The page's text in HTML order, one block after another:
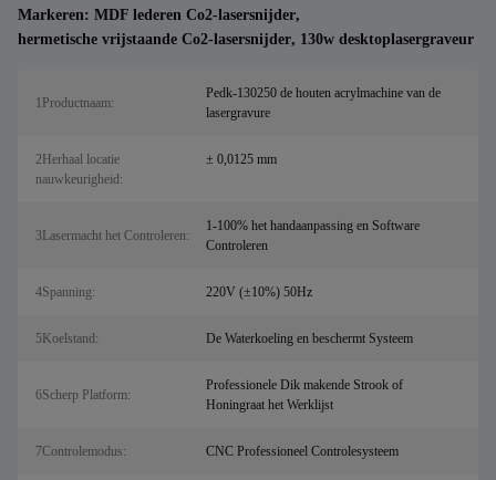
Markeren: MDF lederen Co2-lasersnijder,
hermetische vrijstaande Co2-lasersnijder, 130w desktoplasergraveur
1Productnaam:
Pedk-130250 de houten acrylmachine van de
lasergravure
2Herhaal locatie
nauwkeurigheid:
± 0,0125 mm
3Lasermacht het Controleren:
1-100% het handaanpassing en Software
Controleren
4Spanning: 220V (±10%) 50Hz
5Koelstand: De Waterkoeling en beschermt Systeem
6Scherp Platform:
Professionele Dik makende Strook of
Honingraat het Werklijst
7Controlemodus: CNC Professioneel Controlesysteem